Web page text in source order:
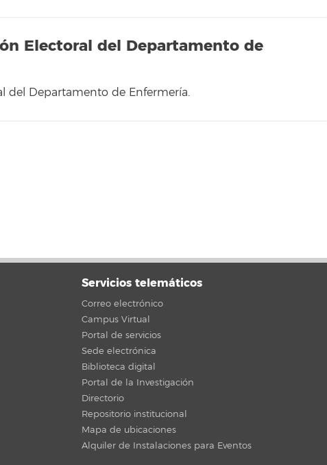
Electoral del Departamento de
del Departamento de Enfermería.
Servicios telemáticos
Correo electrónico
Campus Virtual
Portal de servicios
Sede electrónica
Biblioteca digital
Portal de la Investigación
Directorio
Repositorio institucional
Mapa de ubicaciones
Alquiler de Instalaciones para Eventos